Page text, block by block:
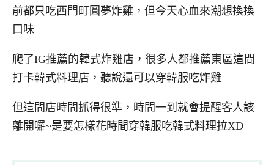
前都只吃西門町圓夢炸雞，但今天心血來潮想換換
口味
爬了IG推薦的韓式炸雞店，很多人都推薦東區這間
打卡韓式料理店，聽說還可以穿韓服吃炸雞
但這間店時間抓得很準，時間一到就會提醒客人該
離開囉~是要怎樣花時間穿韓服吃韓式料理拉XD